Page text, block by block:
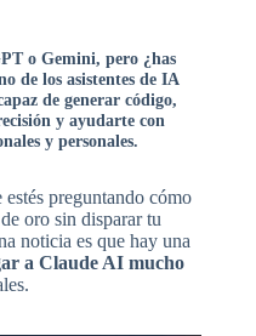
o Gemini, pero ¿has
de los asistentes de IA
de generar código,
y ayudarte con
y personales.
estés preguntando cómo
oro sin disparar tu
noticia es que hay una
a Claude AI mucho